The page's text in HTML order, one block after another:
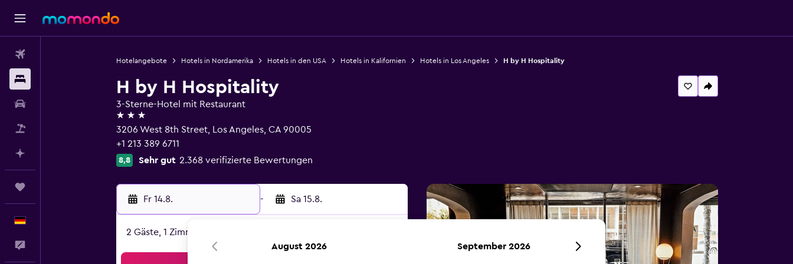
Hotelangebote Hotels in Nordamerika Hotels in den USA Hotels in Kalifornien Hotels in Los Angeles H by H Hospitality
H by H Hospitality
3-Sterne-Hotel mit Restaurant
3 Sterne
3206 West 8th Street, Los Angeles, CA 90005
+1 213 389 6711
8,8 Sehr gut 2.368 verifizierte Bewertungen
Fr 14.8. - Sa 15.8.
2 Gäste, 1 Zimmer
August 2026 September 2026